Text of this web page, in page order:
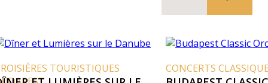
TOURISTIQUES
CONCERTS